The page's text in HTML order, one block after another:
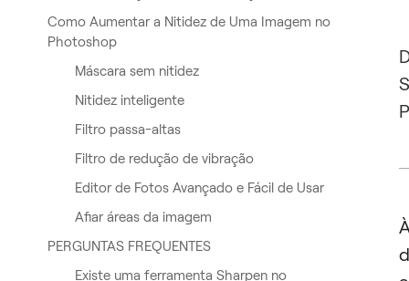
Como Aumentar a Nitidez de Uma Imagem no
Photoshop
Máscara sem nitidez
Nitidez inteligente
Filtro passa-altas
Filtro de redução de vibração
Editor de Fotos Avançado e Fácil de Usar
Afiar áreas da imagem
PERGUNTAS FREQUENTES
Existe uma ferramenta Sharpen no